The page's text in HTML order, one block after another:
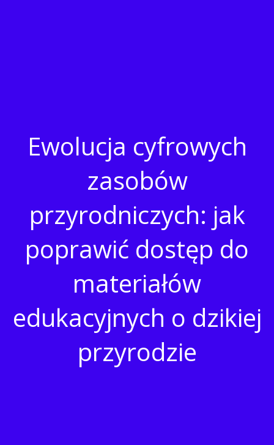
Ewolucja cyfrowych
zasobów
przyrodniczych: jak
poprawić dostęp do
materiałów
edukacyjnych o dzikiej
przyrodzie